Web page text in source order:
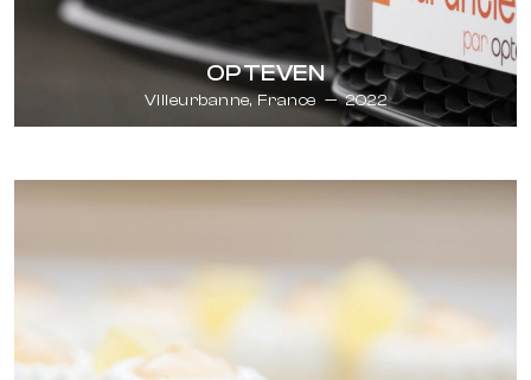
OPTEVEN
Villeurbanne, France — 2022